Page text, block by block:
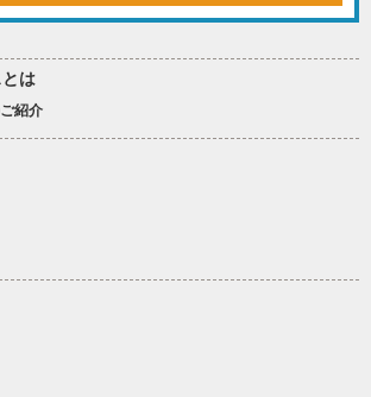
は
紹介